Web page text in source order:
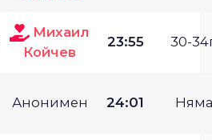
Михаил
Койчев
23:55 30-
Анонимен 24:01 Няма